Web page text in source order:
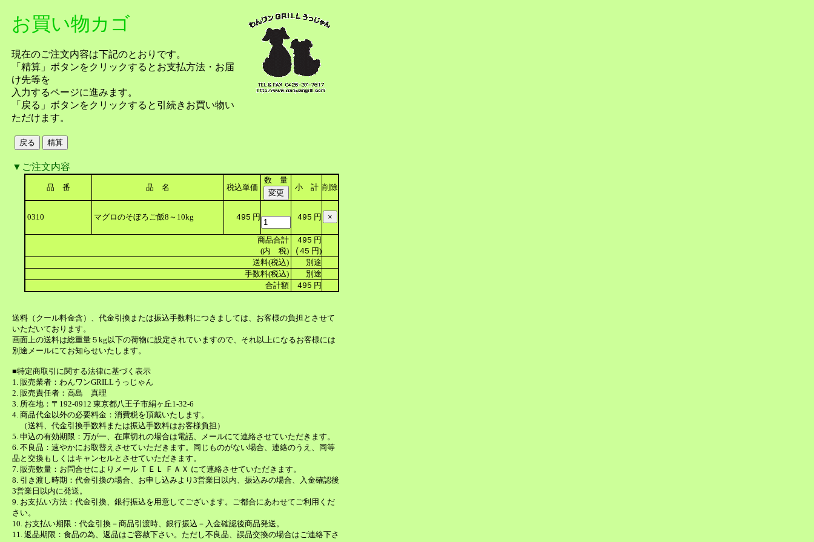
お買い物カゴ
現在のご注文内容は下記のとおりです。
「精算」ボタンをクリックするとお支払方法・お届
け先等を
入力するページに進みます。
「戻る」ボタンをクリックすると引続きお買い物い
ただけます。
▼ご注文内容
品 番 品 名 税込単価
数 量
小 計 削除
0310 マグロのそぼろご飯8～10kg 495 円 495 円
商品合計
(内 税)
495 円
(45 円)
送料(税込)
別途
手数料(税込)
別途
合計額
495 円
送料（クール料金含）、代金引換または振込手数料につきましては、お客様の負担とさせて
いただいております。
画面上の送料は総重量５kg以下の荷物に設定されていますので、それ以上になるお客様には
別途メールにてお知らせいたします。
■特定商取引に関する法律に基づく表示
1. 販売業者：わんワンGRILLうっじゃん
2. 販売責任者：高島 真理
3. 所在地：〒192-0912 東京都八王子市絹ヶ丘1-32-6
4. 商品代金以外の必要料金：消費税を頂戴いたします。
（送料、代金引換手数料または振込手数料はお客様負担）
5. 申込の有効期限：万が一、在庫切れの場合は電話、メールにて連絡させていただきます。
6. 不良品：速やかにお取替えさせていただきます。同じものがない場合、連絡のうえ、同等
品と交換もしくはキャンセルとさせていただきます。
7. 販売数量：お問合せによりメール ＴＥＬ ＦＡＸ にて連絡させていただきます。
8. 引き渡し時期：代金引換の場合、お申し込みより3営業日以内、振込みの場合、入金確認後
3営業日以内に発送。
9. お支払い方法：代金引換、銀行振込を用意してございます。ご都合にあわせてご利用くだ
さい。
10. お支払い期限：代金引換－商品引渡時、銀行振込－入金確認後商品発送。
11. 返品期限：食品の為、返品はご容赦下さい。ただし不良品、誤品交換の場合はご連絡下さ